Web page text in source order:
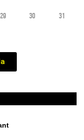
29 30 31